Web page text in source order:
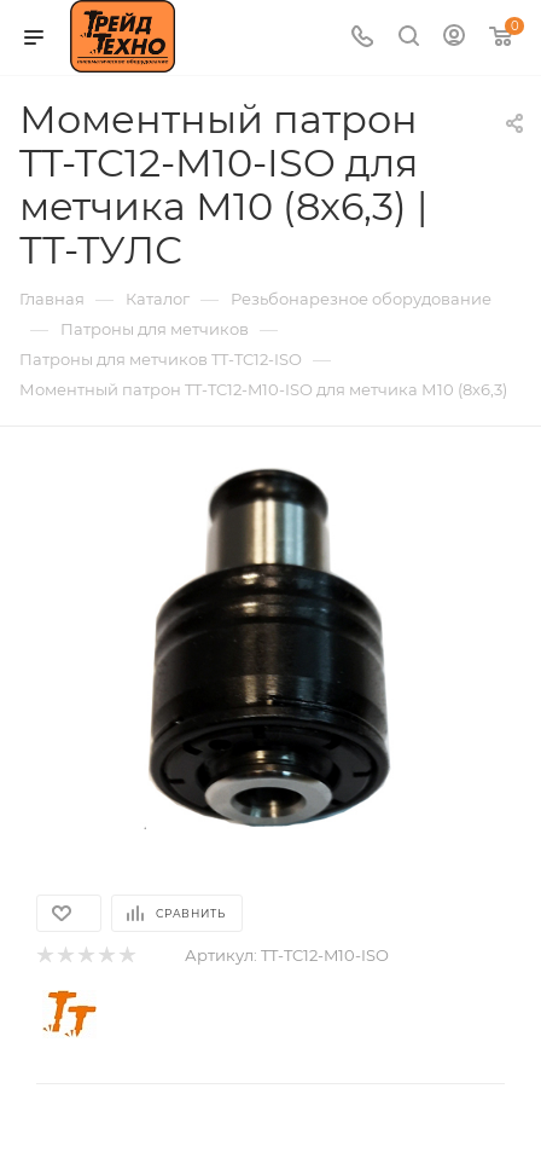
0
Моментный патрон
TT-TC12-M10-ISO для
метчика М10 (8х6,3) |
ТТ-ТУЛС
Главная — Каталог — Резьбонарезное оборудование
— Патроны для метчиков —
Патроны для метчиков TT-TC12-ISO —
Моментный патрон TT-TC12-M10-ISO для метчика М10 (8х6,3)
СРАВНИТЬ
Артикул: TT-TC12-M10-ISO